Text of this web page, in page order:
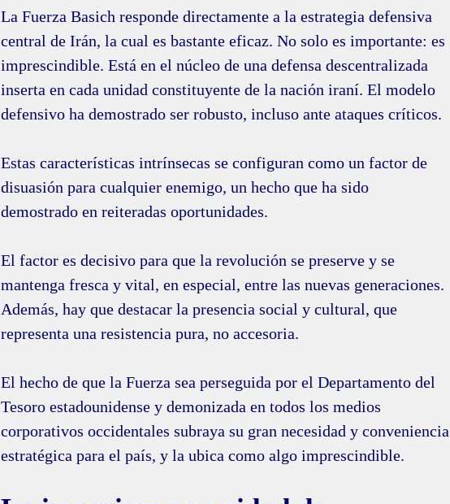
La Fuerza Basich responde directamente a la estrategia defensiva
central de Irán, la cual es bastante eficaz. No solo es importante: es
imprescindible. Está en el núcleo de una defensa descentralizada
inserta en cada unidad constituyente de la nación iraní. El modelo
defensivo ha demostrado ser robusto, incluso ante ataques críticos.
Estas características intrínsecas se configuran como un factor de
disuasión para cualquier enemigo, un hecho que ha sido
demostrado en reiteradas oportunidades.
El factor es decisivo para que la revolución se preserve y se
mantenga fresca y vital, en especial, entre las nuevas generaciones.
Además, hay que destacar la presencia social y cultural, que
representa una resistencia pura, no accesoria.
El hecho de que la Fuerza sea perseguida por el Departamento del
Tesoro estadounidense y demonizada en todos los medios
corporativos occidentales subraya su gran necesidad y conveniencia
estratégica para el país, y la ubica como algo imprescindible.